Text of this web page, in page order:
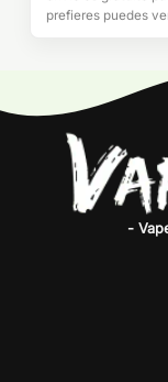
prefieres puedes
-